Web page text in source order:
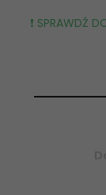
❗️ SPRAWDŹ